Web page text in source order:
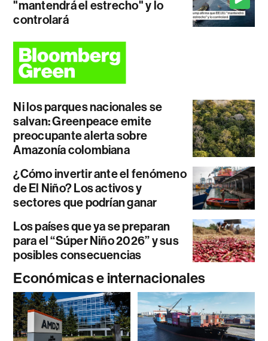
"mantendrá el estrecho" y lo
controlará
Ni los parques nacionales se
salvan: Greenpeace emite
preocupante alerta sobre
Amazonía colombiana
¿Cómo invertir ante el fenómeno
de El Niño? Los activos y
sectores que podrían ganar
Los países que ya se preparan
para el “Súper Niño 2026” y sus
posibles consecuencias
Económicas e internacionales